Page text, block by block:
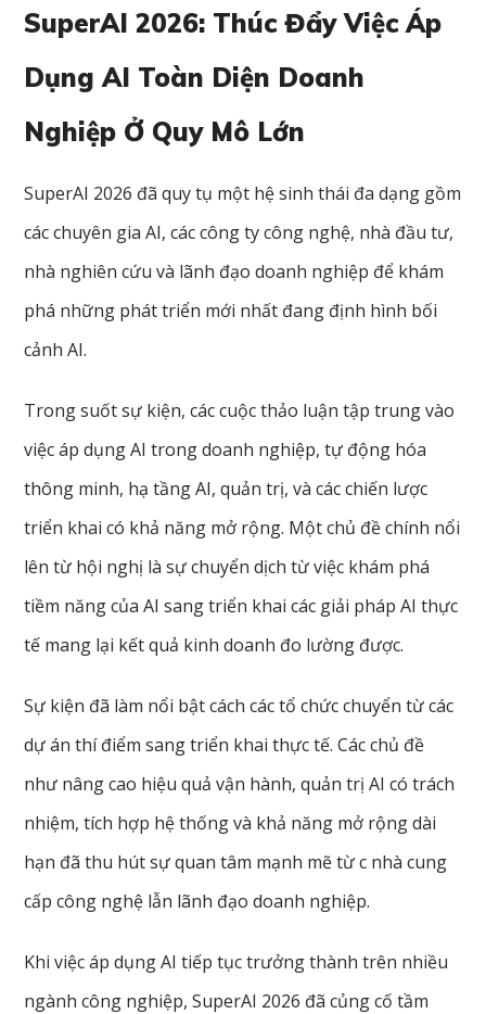
SuperAI 2026: Thúc Đẩy Việc Áp
Dụng AI Toàn Diện Doanh
Nghiệp Ở Quy Mô Lớn
SuperAI 2026 đã quy tụ một hệ sinh thái đa dạng gồm
các chuyên gia AI, các công ty công nghệ, nhà đầu tư,
nhà nghiên cứu và lãnh đạo doanh nghiệp để khám
phá những phát triển mới nhất đang định hình bối
cảnh AI.
Trong suốt sự kiện, các cuộc thảo luận tập trung vào
việc áp dụng AI trong doanh nghiệp, tự động hóa
thông minh, hạ tầng AI, quản trị, và các chiến lược
triển khai có khả năng mở rộng. Một chủ đề chính nổi
lên từ hội nghị là sự chuyển dịch từ việc khám phá
tiềm năng của AI sang triển khai các giải pháp AI thực
tế mang lại kết quả kinh doanh đo lường được.
Sự kiện đã làm nổi bật cách các tổ chức chuyển từ các
dự án thí điểm sang triển khai thực tế. Các chủ đề
như nâng cao hiệu quả vận hành, quản trị AI có trách
nhiệm, tích hợp hệ thống và khả năng mở rộng dài
hạn đã thu hút sự quan tâm mạnh mẽ từ c nhà cung
cấp công nghệ lẫn lãnh đạo doanh nghiệp.
Khi việc áp dụng AI tiếp tục trưởng thành trên nhiều
ngành công nghiệp, SuperAI 2026 đã củng cố tầm